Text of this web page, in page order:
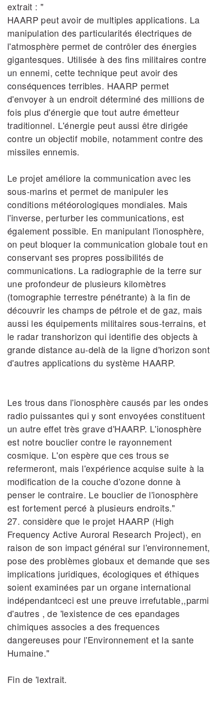
extrait : "
HAARP peut avoir de multiples applications. La
manipulation des particularités électriques de
l'atmosphère permet de contrôler des énergies
gigantesques. Utilisée à des fins militaires contre
un ennemi, cette technique peut avoir des
conséquences terribles. HAARP permet
d'envoyer à un endroit déterminé des millions de
fois plus d'énergie que tout autre émetteur
traditionnel. L'énergie peut aussi être dirigée
contre un objectif mobile, notamment contre des
missiles ennemis.
Le projet améliore la communication avec les
sous‐marins et permet de manipuler les
conditions météorologiques mondiales. Mais
l'inverse, perturber les communications, est
également possible. En manipulant l'ionosphère,
on peut bloquer la communication globale tout en
conservant ses propres possibilités de
communications. La radiographie de la terre sur
une profondeur de plusieurs kilomètres
(tomographie terrestre pénétrante) à la fin de
découvrir les champs de pétrole et de gaz, mais
aussi les équipements militaires sous‐terrains, et
le radar transhorizon qui identifie des objects à
grande distance au‐delà de la ligne d'horizon sont
d'autres applications du système HAARP.
Les trous dans l'ionosphère causés par les ondes
radio puissantes qui y sont envoyées constituent
un autre effet très grave d'HAARP. L'ionosphère
est notre bouclier contre le rayonnement
cosmique. L'on espère que ces trous se
refermeront, mais l'expérience acquise suite à la
modification de la couche d'ozone donne à
penser le contraire. Le bouclier de l'ionosphère
est fortement percé à plusieurs endroits."
27. considère que le projet HAARP (High
Frequency Active Auroral Research Project), en
raison de son impact général sur l'environnement,
pose des problèmes globaux et demande que ses
implications juridiques, écologiques et éthiques
soient examinées par un organe international
indépendantceci est une preuve irrefutable,,parmi
d'autres , de 'lexistence de ces epandages
chimiques associes a des frequences
dangereuses pour l'Environnement et la sante
Humaine."
Fin de 'lextrait.